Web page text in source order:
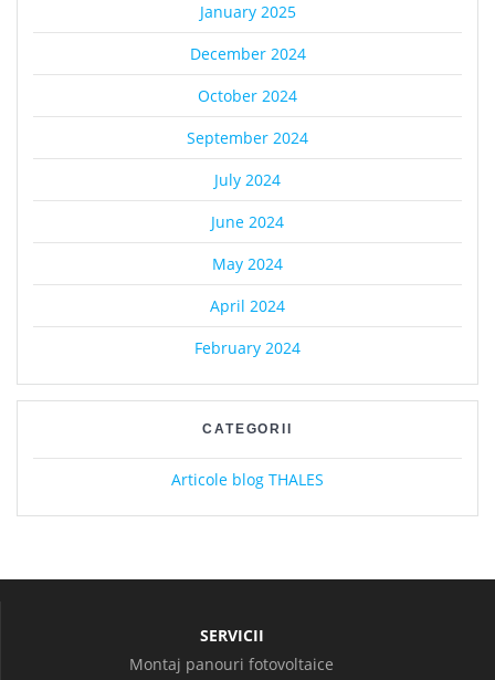
January 2025
December 2024
October 2024
September 2024
July 2024
June 2024
May 2024
April 2024
February 2024
CATEGORII
Articole blog THALES
SERVICII
Montaj panouri fotovoltaice